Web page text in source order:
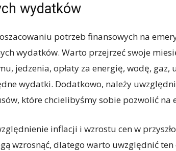
wydatków
potrzeb finansowych na
wydatków. Warto przejrzeć swoje
jedzenia, opłaty za energię, wodę, gaz,
wydatki. Dodatkowo, należy
które chcielibyśmy sobie pozwolić na
inflacji i wzrostu cen w
wzrosnąć, dlatego warto uwzględnić